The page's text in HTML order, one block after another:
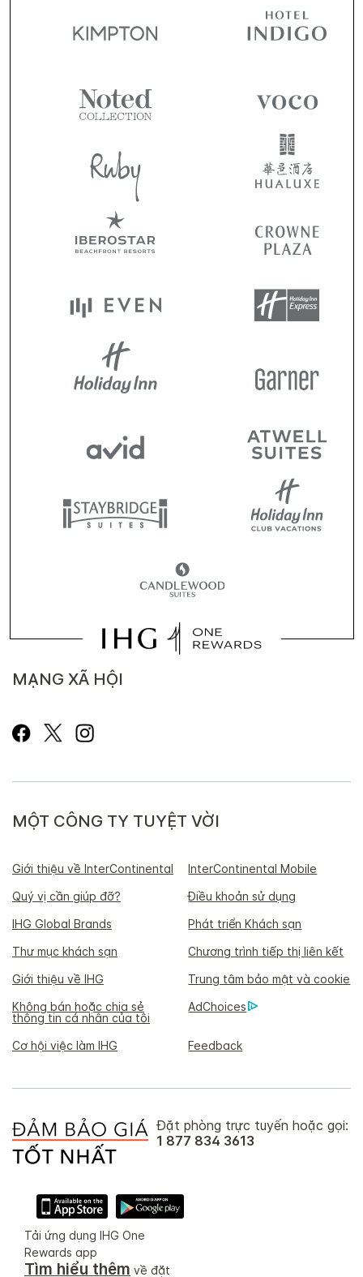
MẠNG XÃ HỘI
MỘT CÔNG TY TUYỆT VỜI
Giới thiệu về InterContinental
InterContinental Mobile
Quý vị cần giúp đỡ?
Điều khoản sử dụng
IHG Global Brands
Phát triển Khách sạn
Thư mục khách sạn
Chương trình tiếp thị liên kết
Giới thiệu về IHG
Trung tâm bảo mật và cookie
Không bán hoặc chia sẻ
thông tin cá nhân của tôi
AdChoices
Cơ hội việc làm IHG Feedback
Đặt phòng trực tuyến hoặc gọi:
1 877 834 3613
Tải ứng dụng IHG One
Rewards app
Tìm hiểu thêm về đặt